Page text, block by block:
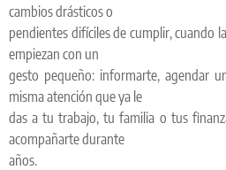
cambios drásticos o
pendientes difíciles de cumplir, cuando
empiezan con un
gesto pequeño: informarte, agendar
misma atención que ya le
das a tu trabajo, tu familia o tus
acompañarte durante
años.